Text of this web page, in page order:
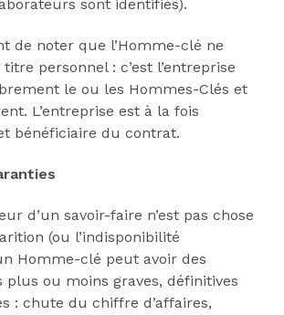
sont identifiés).
de noter que l’Homme-clé ne
titre personnel : c’est l’entreprise
le ou les Hommes-Clés et
L’entreprise est à la fois
bénéficiaire du contrat.
d’un savoir-faire n’est pas chose
(ou l’indisponibilité
Homme-clé peut avoir des
plus ou moins graves, définitives
: chute du chiffre d’affaires,